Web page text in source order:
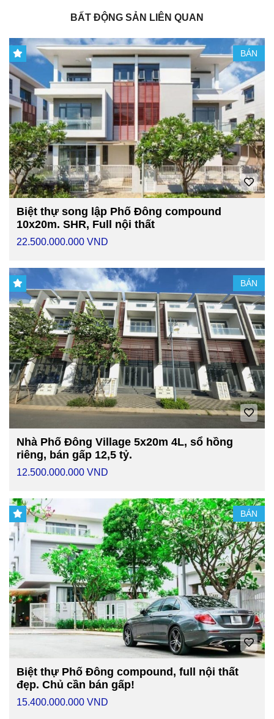
BẤT ĐỘNG SẢN LIÊN QUAN
BÁN
Biệt thự song lập Phố Đông compound
10x20m. SHR, Full nội thất
22.500.000.000 VND
BÁN
Nhà Phố Đông Village 5x20m 4L, sổ hồng
riêng, bán gấp 12,5 tỷ.
12.500.000.000 VND
BÁN
Biệt thự Phố Đông compound, full nội thất
đẹp. Chủ cần bán gấp!
15.400.000.000 VND